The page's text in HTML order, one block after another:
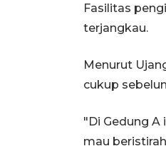
Fasilitas
terjangkau.
Menurut
cukup
"Di Gedung
mau